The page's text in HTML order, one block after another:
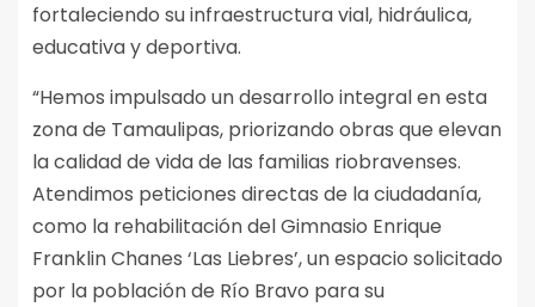
fortaleciendo su infraestructura vial, hidráulica,
educativa y deportiva.
“Hemos impulsado un desarrollo integral en esta
zona de Tamaulipas, priorizando obras que elevan
la calidad de vida de las familias riobravenses.
Atendimos peticiones directas de la ciudadanía,
como la rehabilitación del Gimnasio Enrique
Franklin Chanes ‘Las Liebres’, un espacio solicitado
por la población de Río Bravo para su